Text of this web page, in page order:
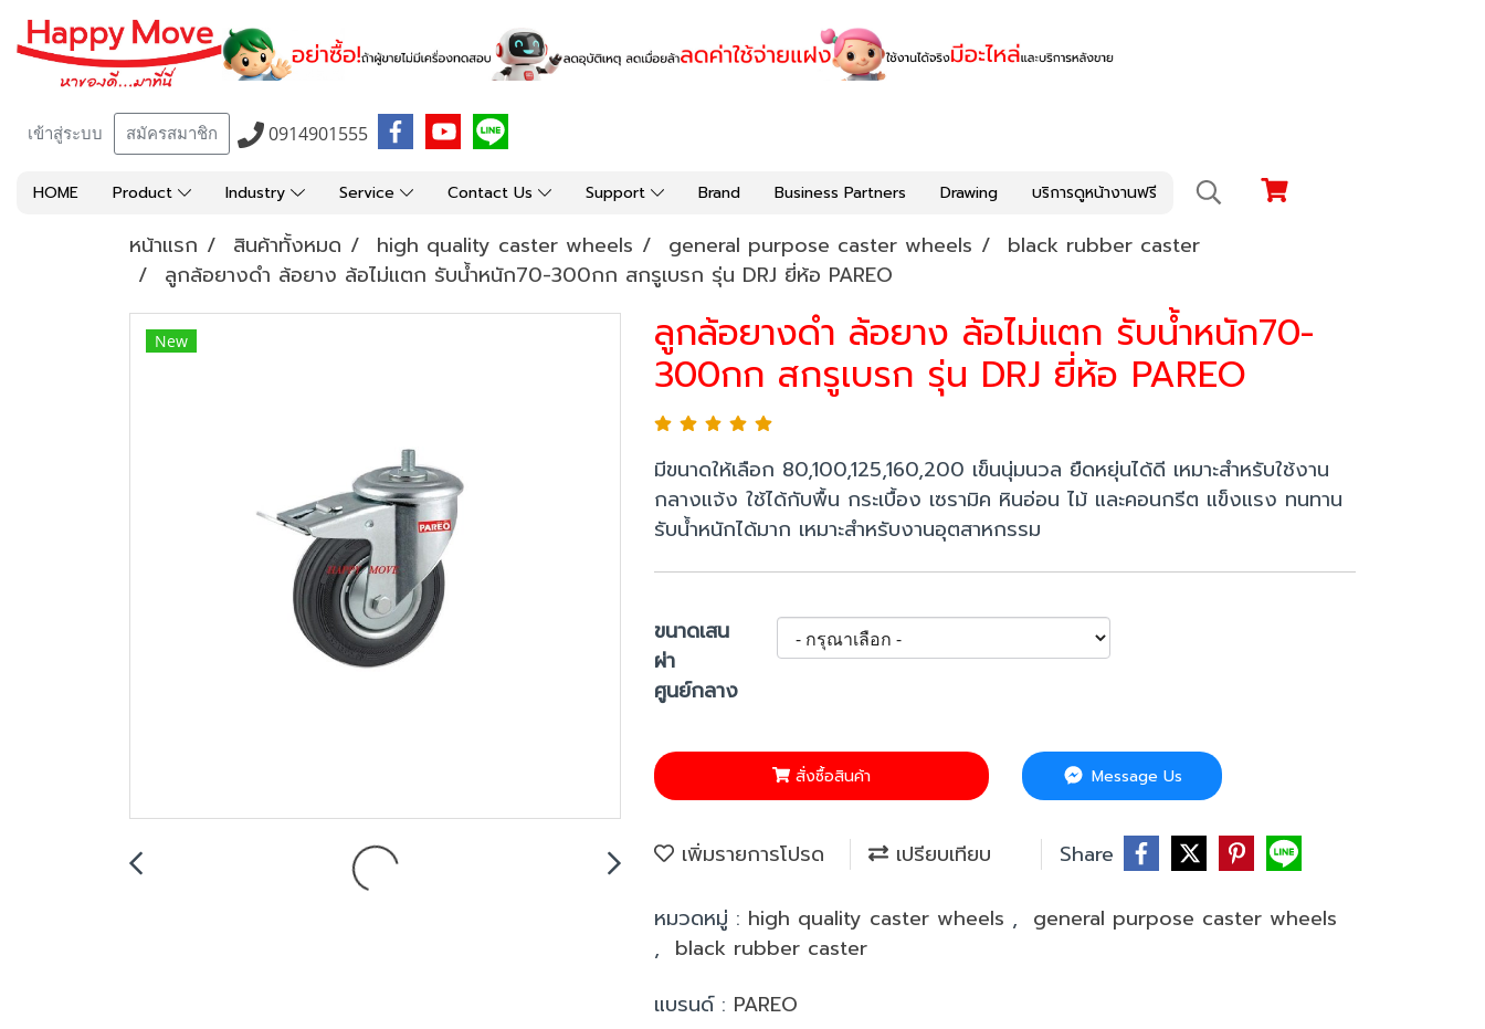
เข้าสู่ระบบ สมัครสมาชิก 0914901555
HOME Product Industry Service Contact Us Support Brand Business Partners Drawing บริการดูหน้างานฟรี
หน้าแรก สินค้าทั้งหมด high quality caster wheels general purpose caster wheels
black rubber caster
ลูกล้อยางดำ ล้อยาง ล้อไม่แตก รับน้ำหนัก70-300กก สกรูเบรก รุ่น DRJ ยี่ห้อ PAREO
New ลูกล้อยางดำ ล้อยาง ล้อไม่แตก รับน้ำหนัก70-
300กก สกรูเบรก รุ่น DRJ ยี่ห้อ PAREO
มีขนาดให้เลือก 80,100,125,160,200 เข็นนุ่มนวล ยืดหยุ่นได้ดี เหมาะสำหรับใช้งาน
กลางแจ้ง ใช้ได้กับพื้น กระเบื้อง เซรามิค หินอ่อน ไม้ และคอนกรีต แข็งแรง ทนทาน
รับน้ำหนักได้มาก เหมาะสำหรับงานอุตสาหกรรม
ขนาดเสน
ผ่า
ศูนย์กลาง
สั่งซื้อสินค้า Message Us
เพิ่มรายการโปรด เปรียบเทียบ Share
หมวดหมู่ : high quality caster wheels , general purpose caster wheels
, black rubber caster
แบรนด์ : PAREO